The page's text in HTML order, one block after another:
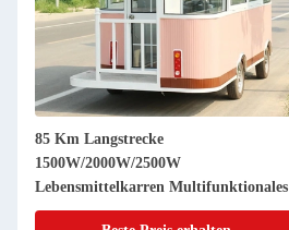
85 Km Langstrecke
1500W/2000W/2500W
Lebensmittelkarren Multifunktionales